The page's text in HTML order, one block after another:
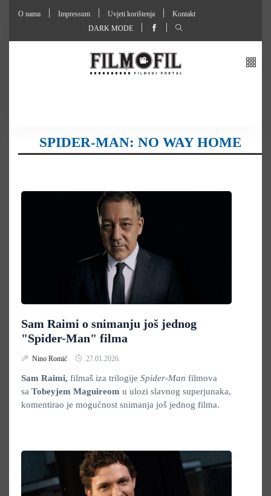
O nama Impressum Uvjeti korištenja
Kontakt
DARK MODE
SPIDER-MAN: NO WAY HOME
Sam Raimi o snimanju još jednog
"Spider-Man" filma
Nino Romić 27.01.2026.
Sam Raimi, filmaš iza trilogije Spider-Man filmova
sa Tobeyjem Maguireom u ulozi slavnog superjunaka,
komentirao je mogućnost snimanja još jednog filma.